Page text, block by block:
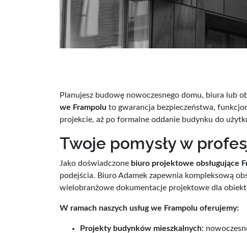
Planujesz budowę nowoczesnego domu, biura lub
we Frampolu to gwarancja bezpieczeństwa,
projekcie, aż po formalne oddanie budynku do
Twoje pomysły w
Jako doświadczone biuro projektowe obsługujące
podejścia. Biuro Adamek zapewnia kompleksową
wielobranżowe dokumentacje projektowe dla
W ramach naszych usług we Frampolu oferujemy:
Projekty budynków mieszkalnych: